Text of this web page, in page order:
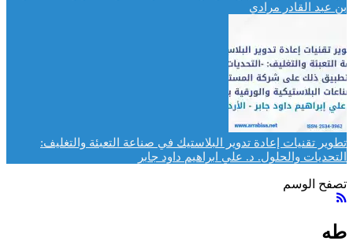
بن عبد القادر مرادي
تطوير تقنيات إعادة تدوير البلاستيك في صناعة التعبئة والتغليف:
التحديات والحلول. د. علي ابراهيم داود جابر
تصفح الوسم
طه